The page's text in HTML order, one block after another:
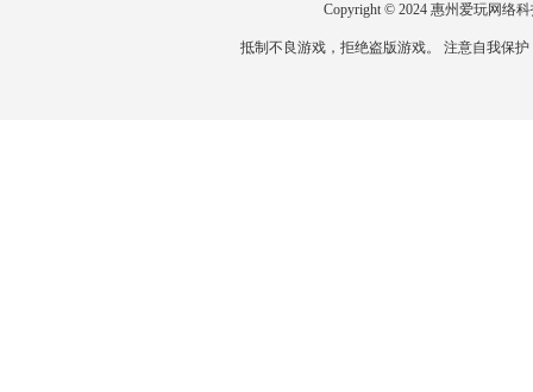
Copyright © 2024 惠州爱玩网络
抵制不良游戏，拒绝盗版游戏。 注意自我保